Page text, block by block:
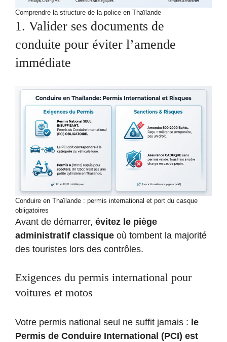
Comprendre la structure de la police en Thaïlande
1. Valider ses documents de
conduite pour éviter l’amende
immédiate
Conduire en Thaïlande : permis international et port du casque
obligatoires
Avant de démarrer, évitez le piège
administratif classique où tombent la majorité
des touristes lors des contrôles.
Exigences du permis international pour
voitures et motos
Votre permis national seul ne suffit jamais : le
Permis de Conduire International (PCI) est